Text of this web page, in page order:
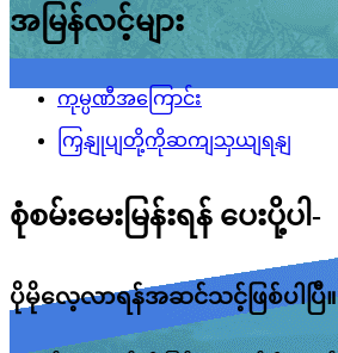
အမြန်လင့်များ
ကုမ္ပဏီအကြောင်း
ကြှနျုပျတို့ကိုဆကျသှယျရနျ
စုံစမ်းမေးမြန်းရန် ပေးပို့ပါ-
ပိုမိုလေ့လာရန်အဆင်သင့်ဖြစ်ပါပြီ။